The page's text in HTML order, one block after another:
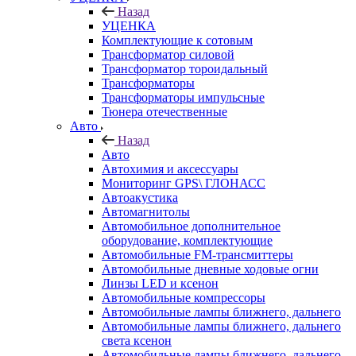
Назад
УЦЕНКА
Комплектующие к сотовым
Трансформатор силовой
Трансформатор тороидальный
Трансформаторы
Трансформаторы импульсные
Тюнера отечественные
Авто
Назад
Авто
Автохимия и аксессуары
Мониторинг GPS\ ГЛОНАСС
Автоакустика
Автомагнитолы
Автомобильное дополнительное
оборудование, комплектующие
Автомобильные FM-трансмиттеры
Автомобильные дневные ходовые огни
Линзы LED и ксенон
Автомобильные компрессоры
Автомобильные лампы ближнего, дальнего
Автомобильные лампы ближнего, дальнего
света ксенон